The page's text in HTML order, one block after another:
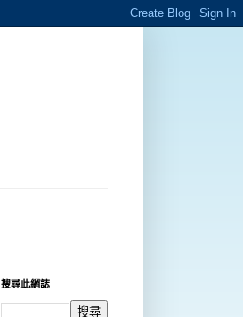
搜尋此網誌